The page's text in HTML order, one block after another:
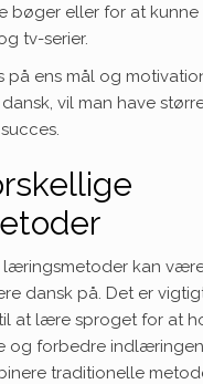
bøger eller for at
tv-serier.
på ens mål og
vil man have
læringsmetoder kan
dansk på. Det er
at lære sproget for at
og forbedre
traditionelle